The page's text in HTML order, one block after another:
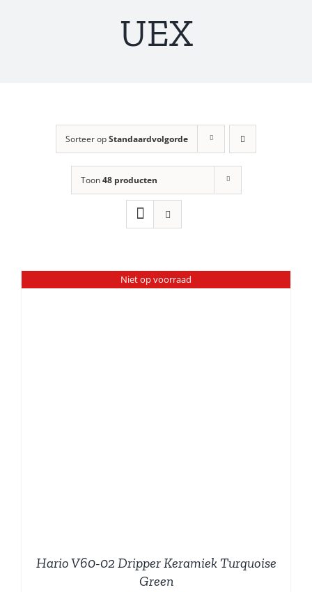
UEX
Sorteer opStandaardvolgorde
Toon48 producten
Niet op voorraad
Hario V60-02 Dripper Keramiek Turquoise
Green